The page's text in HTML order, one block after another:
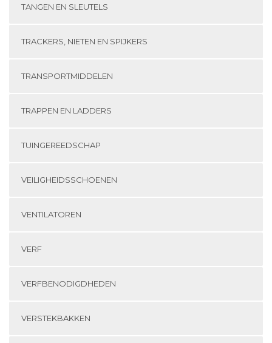
TANGEN EN SLEUTELS
TRACKERS, NIETEN EN SPIJKERS
TRANSPORTMIDDELEN
TRAPPEN EN LADDERS
TUINGEREEDSCHAP
VEILIGHEIDSSCHOENEN
VENTILATOREN
VERF
VERFBENODIGDHEDEN
VERSTEKBAKKEN